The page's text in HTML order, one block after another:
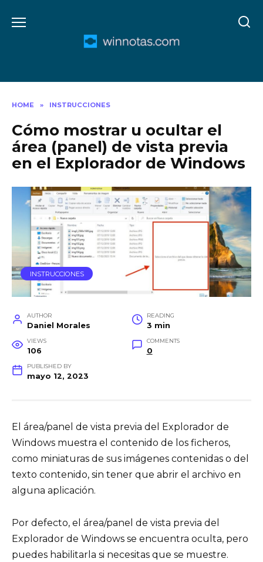
HOME » INSTRUCCIONES
Cómo mostrar u ocultar el
área (panel) de vista previa
en el Explorador de Windows
INSTRUCCIONES
AUTHOR
Daniel Morales
READING
3 min
VIEWS
106
COMMENTS
0
PUBLISHED BY
mayo 12, 2023
El área/panel de vista previa del Explorador de
Windows muestra el contenido de los ficheros,
como miniaturas de sus imágenes contenidas o del
texto contenido, sin tener que abrir el archivo en
alguna aplicación.
Por defecto, el área/panel de vista previa del
Explorador de Windows se encuentra oculta, pero
puedes habilitarla si necesitas que se muestre.